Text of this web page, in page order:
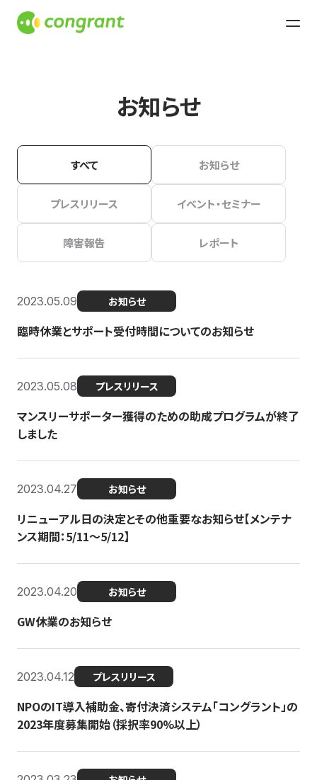
お知らせ
すべて お知らせ
プレスリリース イベント・セミナー
障害報告 レポート
2023.05.09 お知らせ
臨時休業とサポート受付時間についてのお知らせ
2023.05.08 プレスリリース
マンスリーサポーター獲得のための助成プログラムが終了
しました
2023.04.27 お知らせ
リニューアル日の決定とその他重要なお知らせ【メンテナ
ンス期間：5/11～5/12】
2023.04.20 お知らせ
GW休業のお知らせ
2023.04.12 プレスリリース
NPOのIT導入補助金、寄付決済システム「コングラント」の
2023年度募集開始（採択率90%以上）